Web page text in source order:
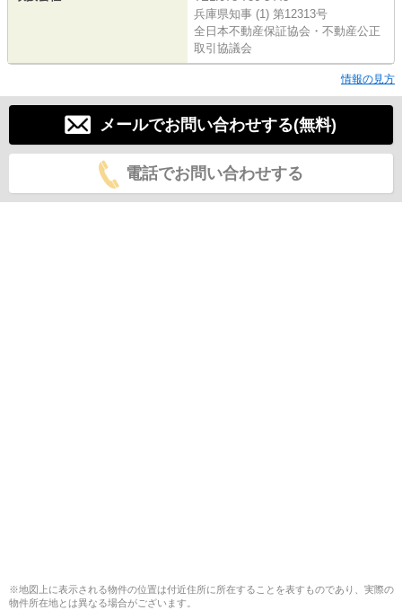
兵庫県知事 (1) 第12313号
全日本不動産保証協会・不動産公正
取引協議会
情報の見方
メールでお問い合わせする(無料)
電話でお問い合わせする
※地図上に表示される物件の位置は付近住所に所在することを表すものであり、実際の
物件所在地とは異なる場合がございます。